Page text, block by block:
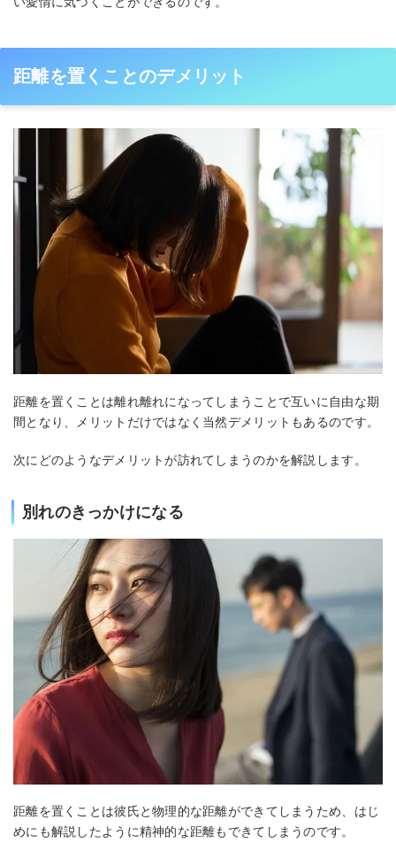
距離を置くことのデメリット
距離を置くことは離れ離れになってしまうことで互いに自由な期
間となり、メリットだけではなく当然デメリットもあるのです。
次にどのようなデメリットが訪れてしまうのかを解説します。
別れのきっかけになる
距離を置くことは彼氏と物理的な距離ができてしまうため、はじ
めにも解説したように精神的な距離もできてしまうのです。